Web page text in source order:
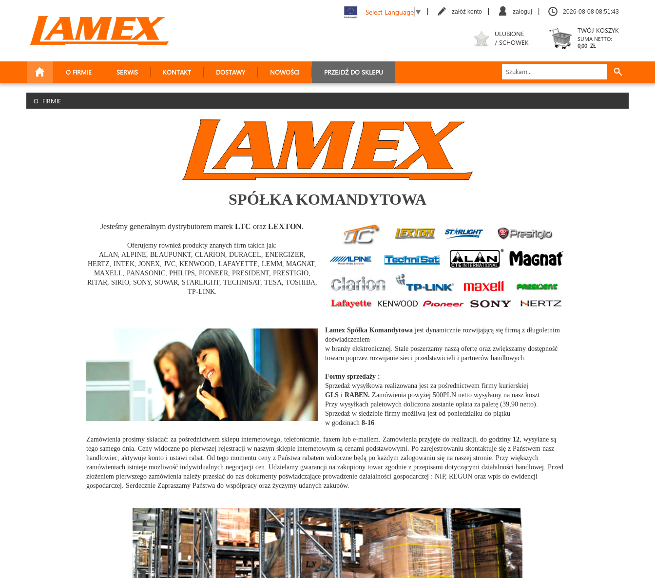
Select Language▼ | załóż konto | zaloguj | 2026-08-08 08:51:44
O FIRMIE SERWIS KONTAKT DOSTAWY NOWOŚCI PRZEJDŹ DO SKLEPU
TWÓJ KOSZYK
SUMA NETTO:
0,00 ZŁ
ULUBIONE
/ SCHOWEK
O FIRMIE
SPÓŁKA KOMANDYTOWA
Jesteśmy generalnym dystrybutorem marek LTC oraz LEXTON.
Oferujemy również produkty znanych firm takich jak:
ALAN, ALPINE, BLAUPUNKT, CLARION, DURACEL, ENERGIZER,
HERTZ, INTEK, JONEX, JVC, KENWOOD, LAFAYETTE, LEMM, MAGNAT,
MAXELL, PANASONIC, PHILIPS, PIONEER, PRESIDENT, PRESTIGIO,
RITAR, SIRIO, SONY, SOWAR, STARLIGHT, TECHNISAT, TESA, TOSHIBA,
TP-LINK.
Lamex Spółka Komandytowa jest dynamicznie rozwijającą się firmą z długoletnim
doświadczeniem
w branży elektronicznej. Stale poszerzamy naszą ofertę oraz zwiększamy dostępność
towaru poprzez rozwijanie sieci przedstawicieli i partnerów handlowych.
Formy sprzedaży :
Sprzedaż wysyłkowa realizowana jest za pośrednictwem firmy kurierskiej
GLS i RABEN. Zamówienia powyżej 500PLN netto wysyłamy na nasz koszt.
Przy wysyłkach paletowych doliczona zostanie opłata za paletę (39,90 netto).
Sprzedaż w siedzibie firmy możliwa jest od poniedziałku do piątku
w godzinach 8-16
Zamówienia prosimy składać: za pośrednictwem sklepu internetowego, telefonicznie, faxem lub e-mailem. Zamówienia przyjęte do realizacji, do godziny 12, wysyłane są
tego samego dnia. Ceny widoczne po pierwszej rejestracji w naszym sklepie internetowym są cenami podstawowymi. Po zarejestrowaniu skontaktuje się z Państwem nasz
handlowiec, aktywuje konto i ustawi rabat. Od tego momentu ceny z Państwa rabatem widoczne będą po każdym zalogowaniu się na naszej stronie. Przy większych
zamówieniach istnieje możliwość indywidualnych negocjacji cen. Udzielamy gwarancji na zakupiony towar zgodnie z przepisami dotyczącymi działalności handlowej. Przed
złożeniem pierwszego zamówienia należy przesłać do nas dokumenty poświadczające prowadzenie działalności gospodarczej : NIP, REGON oraz wpis do ewidencji
gospodarczej. Serdecznie Zapraszamy Państwa do współpracy oraz życzymy udanych zakupów.